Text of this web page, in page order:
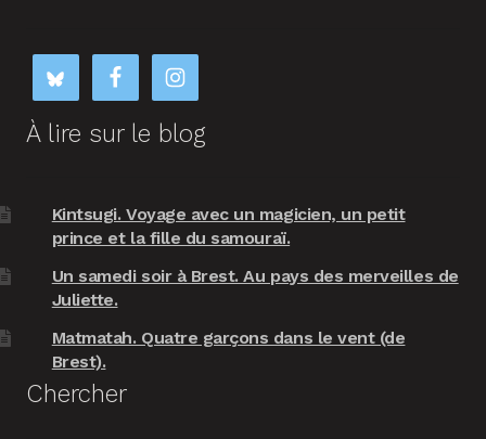
À lire sur le blog
Kintsugi. Voyage avec un magicien, un petit
prince et la fille du samouraï.
Un samedi soir à Brest. Au pays des merveilles de
Juliette.
Matmatah. Quatre garçons dans le vent (de
Brest).
Chercher